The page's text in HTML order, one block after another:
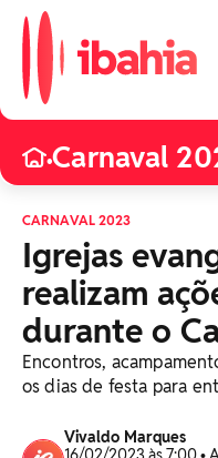
•Carnaval
CARNAVAL 2023
Igrejas
realizam
durante o
Encontros,
os dias de festa para
Vivaldo Marques